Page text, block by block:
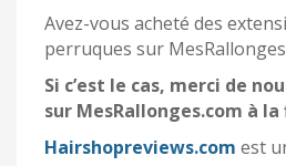
Avez-vous acheté des
perruques sur
Si c’est le cas, merci de
sur MesRallonges.com à
Hairshopreviews.com est